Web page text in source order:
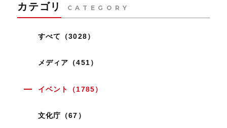
カテゴリ CATEGORY
すべて（3028）
メディア（451）
イベント（1785）
文化庁（67）